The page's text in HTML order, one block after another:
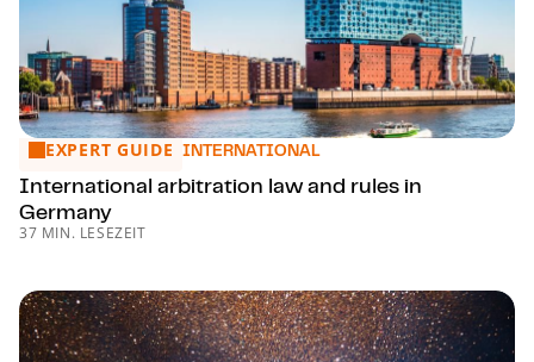
International arbitration law and rules in Germany
EXPERT GUIDE INTERNATIONAL
International arbitration law and rules in
Germany
37 MIN. LESEZEIT